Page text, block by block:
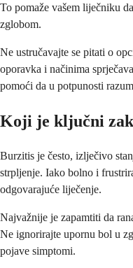
To pomaže vašem liječniku
zglobom.
Ne ustručavajte se pitati o
oporavka i načinima
pomoći da u potpunosti
Koji je ključni
Burzitis je često, izlječivo
strpljenje. Iako bolno i
odgovarajuće liječenje.
Najvažnije je zapamtiti da
Ne ignorirajte upornu bol u
pojave simptomi.